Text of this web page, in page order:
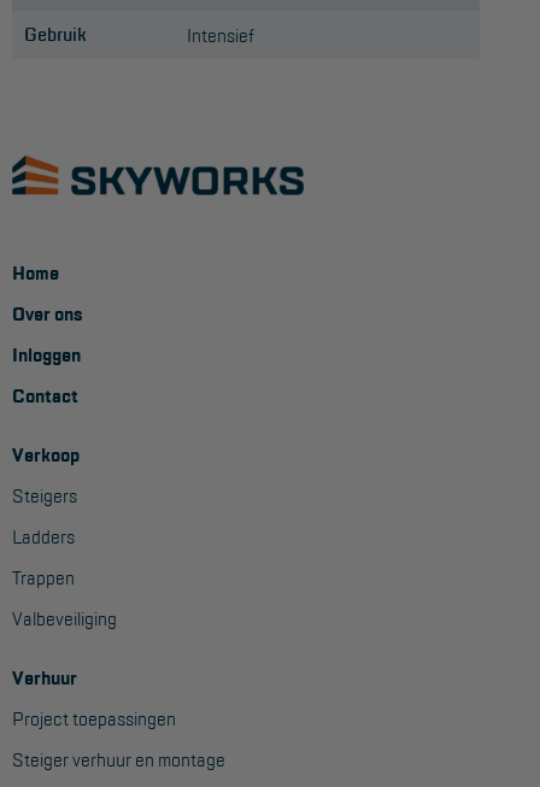
Gebruik Intensief
Home
Over ons
Inloggen
Contact
Verkoop
Steigers
Ladders
Trappen
Valbeveiliging
Verhuur
Project toepassingen
Steiger verhuur en montage